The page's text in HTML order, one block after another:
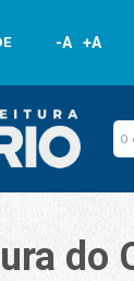
-A +A
do